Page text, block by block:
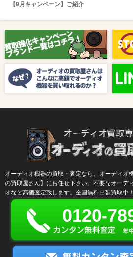
【9月キャンペーン】ご紹介
【8月キャンペーン】ご紹介
2024/10/04 新着情報
【ラジオ番組放送のお知らせ】
オーディオ機器の買取・査定なら、オーディオ
の買取屋さん】にお任せ下さい。不要なオーデ
オなど高価査定致します。全国無料出張買取中！
0120-